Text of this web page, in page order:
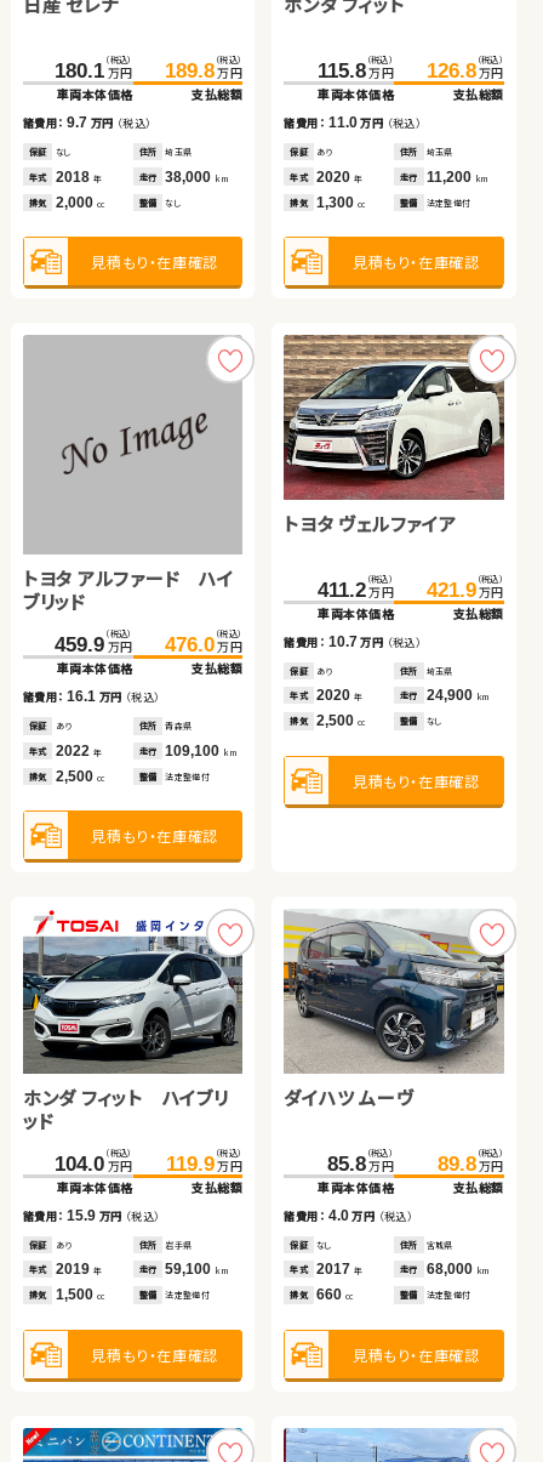
180.1 （税込）
万円
車両本体価格
189.8 （税込）
万円
支払総額
諸費用：9.7 万円 （税込）
保証 なし 住所 埼玉県
年式 2018 年 走行 38,000 km
排気 2,000 cc 整備 なし
見積もり・在庫確認
115.8 （税込）
万円
車両本体価格
126.8 （税込）
万円
支払総額
諸費用： 11.0万円 （税込）
保証 あり 住所 埼玉県
年式 2020年 走行 11,200 km
排気 1,300cc 整備 法定整備付
見積もり・在庫確認
トヨタ アルファード ハイ
ブリッド
459.9 （税込）
万円
車両本体価格
476.0 （税込）
万円
支払総額
諸費用：16.1 万円 （税込）
保証 あり 住所 青森県
年式 2022 年 走行 109,100 km
排気 2,500 cc 整備 法定整備付
見積もり・在庫確認
トヨタ ヴェルファイア
411.2 （税込）
万円
車両本体価格
421.9 （税込）
万円
支払総額
諸費用： 10.7万円 （税込）
保証 あり 住所 埼玉県
年式 2020年 走行 24,900 km
排気 2,500cc 整備 なし
見積もり・在庫確認
ホンダ フィット ハイブリ
ッド
104.0 （税込）
万円
車両本体価格
119.9 （税込）
万円
支払総額
諸費用：15.9 万円 （税込）
保証 あり 住所 岩手県
年式 2019 年 走行 59,100 km
排気 1,500 cc 整備 法定整備付
見積もり・在庫確認
ダイハツ ムーヴ
85.8 （税込）
万円
車両本体価格
89.8 （税込）
万円
支払総額
諸費用： 4.0万円 （税込）
保証 なし 住所 宮城県
年式 2017年 走行 68,000 km
排気 660cc 整備 法定整備付
見積もり・在庫確認
トヨタ プリウスＰＨＶ
399.7万円
車両本体価格
諸費用：8.5 万円 （税込）
保証 なし 住所 岡山県
排気 2,000cc 整備 法定整備付
トヨタ アクア
140.0万円
車両本体価格
諸費用：5.0 万円 （税込）
保証 なし 住所 京都府
排気 1,500cc 整備 法定整備付
ホンダ Ｎ ＢＯＸ
135.0 （税込）
万円
車両本体価格
141.6 （税込）
万円
支払総額
諸費用：6.6万円（税込）
保証 あり 住所 福島県
年式 2020 年 走行 44,400km
排気 660cc 整備 なし
見積もり・在庫確認
日産 エクストレイル
242.3万円
車両本体価格
諸費用：10.3万円 （税込）
保証 なし 住所 福島県
排気 2,000cc 整備 なし
ダイハツ タント
90.4 （税込）
万円
車両本体価格
99.9 （税込）
万円
支払総額
諸費用：9.5万円（税込）
保証 あり 住所 岩手県
年式 2016 年 走行 79,900 km
排気 660cc 整備 法定整備付
見積もり・在庫確認
トヨタ ヴォクシー
254.9（税込）
万円
車両本体価格
259.9（税込）
万円
支払総額
諸費用： 5.0万円 （税込）
保証 あり 住所 徳島県
年式 2021年 走行 77,900 km
排気 2,000 整備 法定整備付
見積もり・在庫確認
885.0 （税込）
万円
車両本体価格
899.7 （税込）
万円
支払総額
諸費用：14.7万円（税込）
保証 あり 住所 福島県
年式 2025 年 走行 5,700km
排気 2,500 cc 整備 法定整備付
見積もり・在庫確認
230.0 （税込）
万円
車両本体価格
239.0 （税込）
万円
支払総額
諸費用： 9.0万円（税込）
保証 あり 住所 岡山県
年式 2020年 走行 57,600 km
排気 2,000cc 整備 法定整備付
見積もり・在庫確認
28.0 （税込）
万円
車両本体価格
37.3（税込）
万円
諸費用：9.3 万円（税込）
あり 鹿児島県
年式 2014年 走行
排気 660 整備 法定整備付
見積もり・在庫確認
ホンダ Ｎ ＢＯＸ
192.8 （税込）
万円
車両本体価格
201.1 （税込）
万円
支払総額
諸費用： 8.3万円（税込）
保証 なし 住所 埼玉県
年式 2025年 走行 100km
排気 660cc 整備 なし
見積もり・在庫確認
トヨタ ノア
77.7（税込）
万円
85.9 （税込）
万円
諸費用：8.2 万円（税込）
なし 岡山県
年式 2014年 走行
排気 2,000 整備 法定整備付
見積もり・在庫確認
日産 エクストレイル
162.7（税込）
万円
諸費用：17.2万円（税込）
あり
年式 2021年 走行
排気 2,000 整備 法定整備付
見積もり・在庫確認